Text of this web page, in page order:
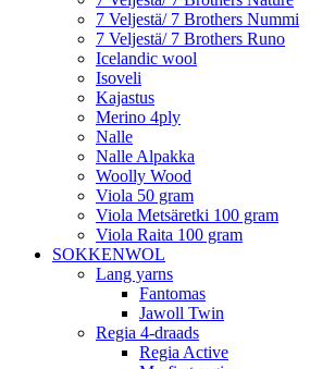
7 Veljestä/ 7 Brothers Nummi
7 Veljestä/ 7 Brothers Runo
Icelandic wool
Isoveli
Kajastus
Merino 4ply
Nalle
Nalle Alpakka
Woolly Wood
Viola 50 gram
Viola Metsäretki 100 gram
Viola Raita 100 gram
SOKKENWOL
Lang yarns
Fantomas
Jawoll Twin
Regia 4-draads
Regia Active